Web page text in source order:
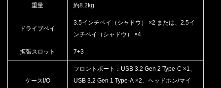
重量 約8.2kg
ドライブベイ
3.5インチベイ（シャドウ） ×2 または、2.5イ
ンチベイ（シャドウ） ×4
拡張スロット 7+3
ケースI/O
フロントポート：USB 3.2 Gen 2 Type-C ×1、
USB 3.2 Gen 1 Type-A ×2、ヘッドホン/マイ